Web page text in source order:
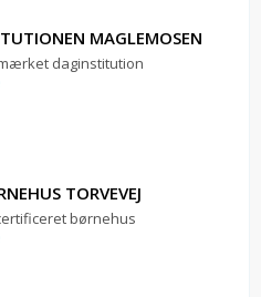
MAGLEMOSEN
daginstitution
TORVEVEJ
børnehus